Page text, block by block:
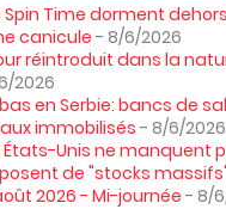
Time dorment
canicule - 8/6/2026
réintroduit dans la
2026
en Serbie: bancs de
immobilisés - 8/6/2026
États-Unis ne manquent
de "stocks
2026 - Mi-journée - 8/